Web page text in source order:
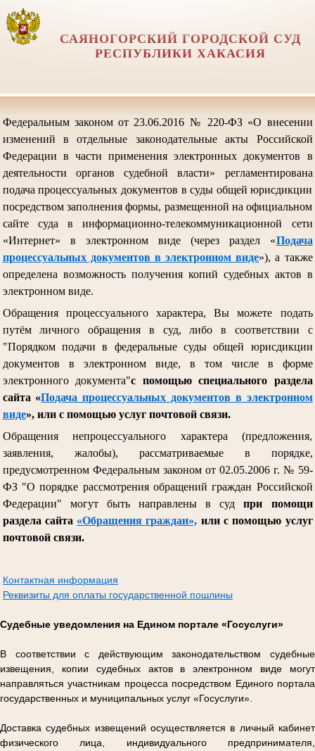
САЯНОГОРСКИЙ ГОРОДСКОЙ СУД
РЕСПУБЛИКИ ХАКАСИЯ
Федеральным законом от 23.06.2016 № 220-ФЗ «О внесении
изменений в отдельные законодательные акты Российской
Федерации в части применения электронных документов в
деятельности органов судебной власти» регламентирована
подача процессуальных документов в суды общей юрисдикции
посредством заполнения формы, размещенной на официальном
сайте суда в информационно-телекоммуникационной сети
«Интернет» в электронном виде (через раздел «Подача
процессуальных документов в электронном виде»), а также
определена возможность получения копий судебных актов в
электронном виде.
Обращения процессуального характера, Вы можете подать
путём личного обращения в суд, либо в соответствии с
"Порядком подачи в федеральные суды общей юрисдикции
документов в электронном виде, в том числе в форме
электронного документа"с помощью специального раздела
сайта «Подача процессуальных документов в электронном
виде», или с помощью услуг почтовой связи.
Обращения непроцессуального характера (предложения,
заявления, жалобы), рассматриваемые в порядке,
предусмотренном Федеральным законом от 02.05.2006 г. № 59-
ФЗ "О порядке рассмотрения обращений граждан Российской
Федерации" могут быть направлены в судпри помощи
раздела сайта «Обращения граждан», или с помощью услуг
почтовой связи.
Контактная информация
Реквизиты для оплаты государственной пошлины
Судебные уведомления на Едином портале «Госуслуги»
В соответствии с действующим законодательством судебные
извещения, копии судебных актов в электронном виде могут
направляться участникам процесса посредством Единого портала
государственных и муниципальных услуг «Госуслуги».
Доставка судебных извещений осуществляется в личный кабинет
физического лица, индивидуального предпринимателя,